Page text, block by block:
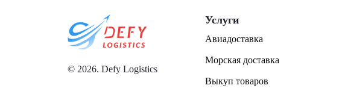
© 2026. Defy Logistics
Услуги
Авиадоставка
Морская доставка
Выкуп товаров